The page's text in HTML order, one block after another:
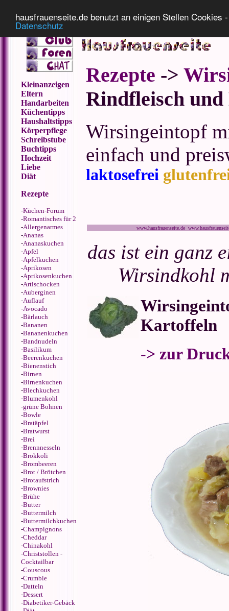
hausfrauenseite.de benutzt an einigen Stellen
Datenschutz
Kleinanzeigen
Eltern
Handarbeiten
Küchentipps
Haushaltstipps
Körperpflege
Schreibstube
Buchtipps
Hochzeit
Liebe
Diät
Rezepte
-Küchen-Forum
-Romantisches für 2
-Allergenarmes
-Ananas
-Ananaskuchen
-Apfel
-Apfelkuchen
-Aprikosen
-Aprikosenkuchen
-Artischocken
-Auberginen
-Auflauf
-Avocado
-Bärlauch
-Bananen
-Bananenkuchen
-Bandnudeln
-Basilikum
-Beerenkuchen
-Bienenstich
-Birnen
-Birnenkuchen
-Blechkuchen
-Blumenkohl
-grüne Bohnen
-Bowle
-Bratäpfel
-Bratwurst
-Brei
-Brennnesseln
-Brokkoli
-Brombeeren
-Brot / Brötchen
-Brotaufstrich
-Brownies
-Brühe
-Butter
-Buttermilch
-Buttermilchkuchen
-Champignons
-Cheddar
-Chinakohl
-Christstollen -
Cocktailbar
-Couscous
-Crumble
-Datteln
-Dessert
-Diabetiker-Gebäck
Rezepte ->
Rindfleisch
Wirsingeintopf
einfach und
laktosefrei
www.hausfrauenseite.de
das ist ein ganz
Wirsindkohl
Kartoffeln
-> zur